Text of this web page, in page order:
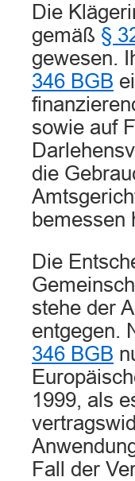
Die
gemäß §
gewesen.
346 BGB
sowie auf
die
bemessen
Die
stehe der
entgegen.
346 BGB
1999, als
Fall der